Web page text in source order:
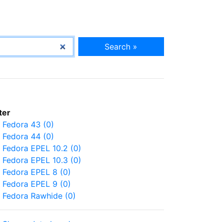
Search »
Fedora 43 (0)
Fedora 44 (0)
Fedora EPEL 10.2 (0)
Fedora EPEL 10.3 (0)
Fedora EPEL 8 (0)
Fedora EPEL 9 (0)
Fedora Rawhide (0)